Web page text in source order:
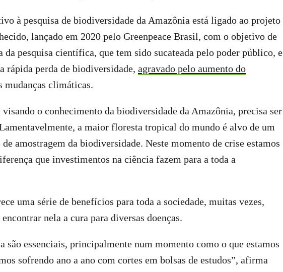
à pesquisa de biodiversidade da Amazônia está ligado ao projeto
lançado em 2020 pelo Greenpeace Brasil, com o objetivo de
pesquisa científica, que tem sido sucateada pelo poder público, e
rápida perda de biodiversidade, agravado pelo aumento do
mudanças climáticas.
o conhecimento da biodiversidade da Amazônia, precisa ser
a maior floresta tropical do mundo é alvo de um
amostragem da biodiversidade. Neste momento de crise estamos
que investimentos na ciência fazem para a toda a
uma série de benefícios para toda a sociedade, muitas vezes,
nela a cura para diversas doenças.
são essenciais, principalmente num momento como o que estamos
sofrendo ano a ano com cortes em bolsas de estudos”, afirma